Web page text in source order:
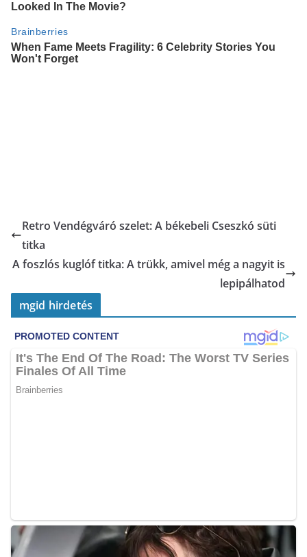
Retro Vendégváró szelet: A békebeli Cseszkó süti
titka
A foszlós kuglóf titka: A trükk, amivel még a nagyit is
lepipálhatod
mgid hirdetés